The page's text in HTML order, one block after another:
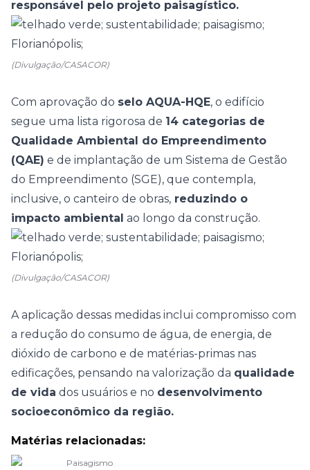
responsável pelo projeto paisagístico.
(Divulgação/CASACOR)
Com aprovação do selo AQUA-HQE, o edifício
segue uma lista rigorosa de 14 categorias de
Qualidade Ambiental do Empreendimento
(QAE) e de implantação de um Sistema de Gestão
do Empreendimento (SGE), que contempla,
inclusive, o canteiro de obras, reduzindo o
impacto ambiental ao longo da construção.
(Divulgação/CASACOR)
A aplicação dessas medidas inclui compromisso com
a redução do consumo de água, de energia, de
dióxido de carbono e de matérias-primas nas
edificações, pensando na valorização da qualidade
de vida dos usuários e no desenvolvimento
socioeconômico da região.
Matérias relacionadas:
Paisagismo